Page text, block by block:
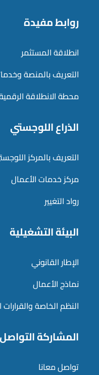
روابط مفيدة
انطلاقة المستثمر
التعريف بالمنصة
محطة الانطلاقة
الذراع اللوجستي
التعريف بالمركز
مركز خدمات الأعمال
رواد التغيير
البيئة التشغيلية
الإطار القانوني
نماذج الأعمال
النظم الخاصة
المشاركة التواصل
تواصل معانا